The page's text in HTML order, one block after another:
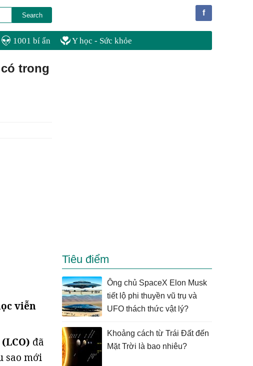
f
1001 bí ẩn Y học - Sức khỏe
trong
viễn
đã
sao mới
Tiêu điểm
Ông chủ SpaceX Elon Musk
tiết lộ phi thuyền vũ trụ và
UFO thách thức vật lý?
Khoảng cách từ Trái Đất đến
Mặt Trời là bao nhiêu?